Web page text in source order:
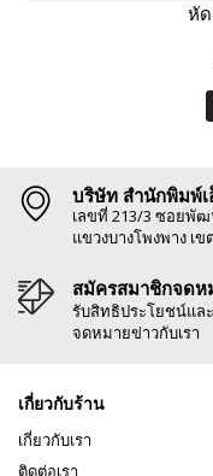
หัด
บริษัท สำนักพิมพ์เ
เลขที่ 213/3 ซอยพัฒ
แขวงบางโพงพาง เ
สมัครสมาชิกจดห
รับสิทธิประโยชน์แล
จดหมายข่าวกับเรา
เกี่ยวกับร้าน
เกี่ยวกับเรา